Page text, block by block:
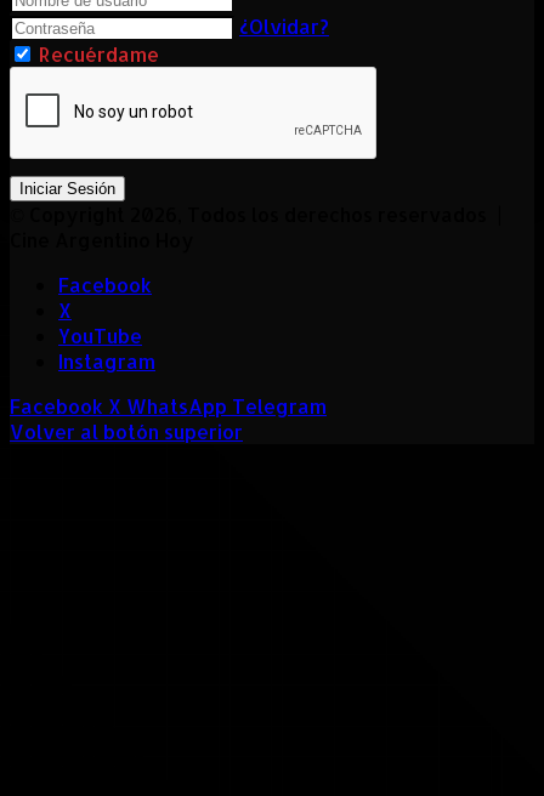
¿Olvidar?
Recuérdame
Iniciar Sesión
Facebook
X
YouTube
Instagram
Facebook X WhatsApp Telegram
Volver al botón superior